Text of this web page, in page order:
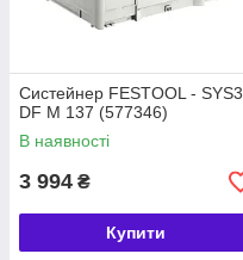
Систейнер FESTOOL - SYS3
DF M 137 (577346)
В наявності
3 994 ₴
Купити